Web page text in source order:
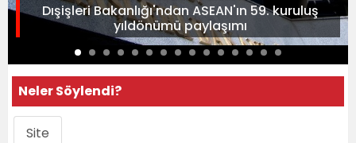
Dışişleri Bakanlığı'ndan ASEAN'ın 59. kuruluş
yıldönümü paylaşımı
Neler Söylendi?
Site